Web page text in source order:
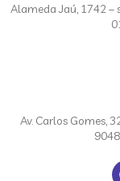
Alameda Jaú, 1742 –
Av. Carlos Gomes,